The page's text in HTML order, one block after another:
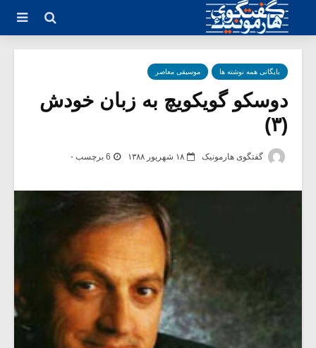
بایگانی همه نوشته ها موسیقی معاصر
دوسکو گویکویچ به زبان خودش
(۳)
گفتگوی هارمونیک ۱۸ شهریور ۱۳۸۸ 6 برچسب -